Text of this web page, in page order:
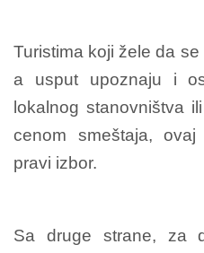
Turistima koji žele da se
a usput upoznaju i
lokalnog stanovništva
cenom smeštaja,
pravi izbor.
Sa druge strane, za